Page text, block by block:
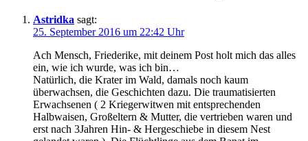
Astridka sagt:
25. September 2016 um 22:42 Uhr
Ach Mensch, Friederike, mit deinem Post holt mich das alles
ein, wie ich wurde, was ich bin…
Natürlich, die Krater im Wald, damals noch kaum
überwachsen, die Geschichten dazu. Die traumatisierten
Erwachsenen ( 2 Kriegerwitwen mit entsprechenden
Halbwaisen, Großeltern & Mutter, die vertrieben waren und
erst nach 3Jahren Hin- & Hergeschiebe in diesem Nest